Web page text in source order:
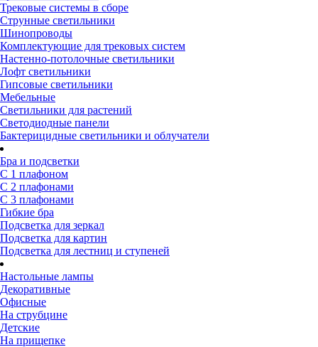
Трековые системы в сборе
Струнные светильники
Шинопроводы
Комплектующие для трековых систем
Настенно-потолочные светильники
Лофт светильники
Гипсовые светильники
Мебельные
Светильники для растений
Светодиодные панели
Бактерицидные светильники и облучатели
Бра и подсветки
С 1 плафоном
С 2 плафонами
С 3 плафонами
Гибкие бра
Подсветка для зеркал
Подсветка для картин
Подсветка для лестниц и ступеней
Настольные лампы
Декоративные
Офисные
На струбцине
Детские
На прищепке